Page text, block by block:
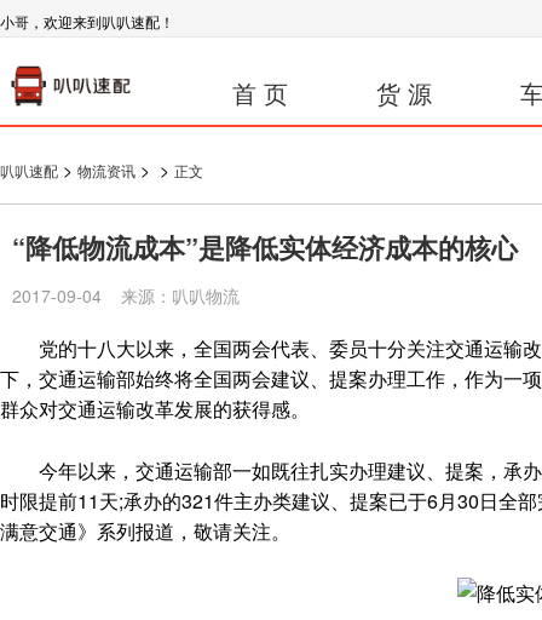
小哥，欢迎来到叭叭速配！
首 页 货 源
叭叭速配 > 物流资讯 > > 正文
“降低物流成本”是降低实体经济成本的核心
2017-09-04 来源：叭叭物流
党的十八大以来，全国两会代表、委员十分关注交通运输
下，交通运输部始终将全国两会建议、提案办理工作，作为一
群众对交通运输改革发展的获得感。
今年以来，交通运输部一如既往扎实办理建议、提案，承
时限提前11天;承办的321件主办类建议、提案已于6月30日全
满意交通》系列报道，敬请关注。